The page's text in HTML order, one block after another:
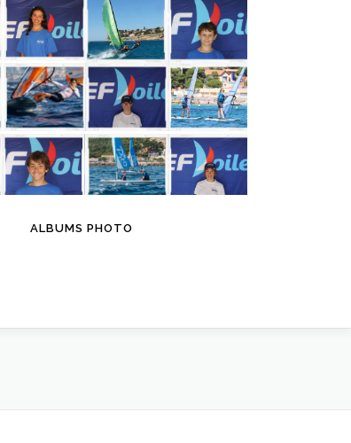
ALBUMS PHOTO